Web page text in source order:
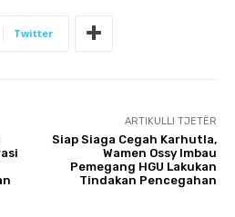
Twitter
ARTIKULLI TJETËR
Siap Siaga Cegah Karhutla,
Wamen Ossy Imbau
Pemegang HGU Lakukan
Tindakan Pencegahan